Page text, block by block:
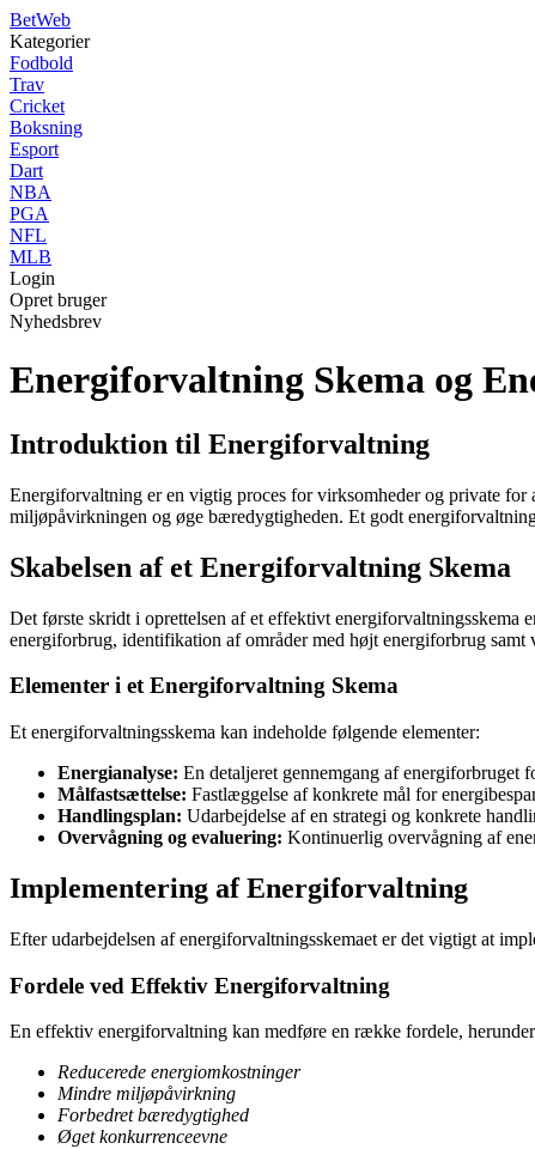
BetWeb
Kategorier
Fodbold
Trav
Cricket
Boksning
Esport
Dart
NBA
PGA
NFL
MLB
Login
Opret bruger
Nyhedsbrev
Energiforvaltning Skema og
Introduktion til Energiforvaltning
Energiforvaltning er en vigtig proces for virksomheder og private
miljøpåvirkningen og øge bæredygtigheden. Et godt
Skabelsen af et Energiforvaltning Skema
Det første skridt i oprettelsen af et effektivt energiforvaltningsskema
energiforbrug, identifikation af områder med højt energiforbrug samt
Elementer i et Energiforvaltning Skema
Et energiforvaltningsskema kan indeholde følgende elementer:
Energianalyse: En detaljeret gennemgang af energiforbruget
Målfastsættelse: Fastlæggelse af konkrete mål for
Handlingsplan: Udarbejdelse af en strategi og konkrete
Overvågning og evaluering: Kontinuerlig overvågning af
Implementering af Energiforvaltning
Efter udarbejdelsen af energiforvaltningsskemaet er det vigtigt at
Fordele ved Effektiv Energiforvaltning
En effektiv energiforvaltning kan medføre en række fordele,
Reducerede energiomkostninger
Mindre miljøpåvirkning
Forbedret bæredygtighed
Øget konkurrenceevne